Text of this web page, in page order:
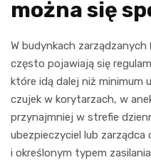
można się
W budynkach zarządzanych
często pojawiają się
które idą dalej niż minimum
czujek w korytarzach, w
przynajmniej w strefie
ubezpieczyciel lub
i określonym typem